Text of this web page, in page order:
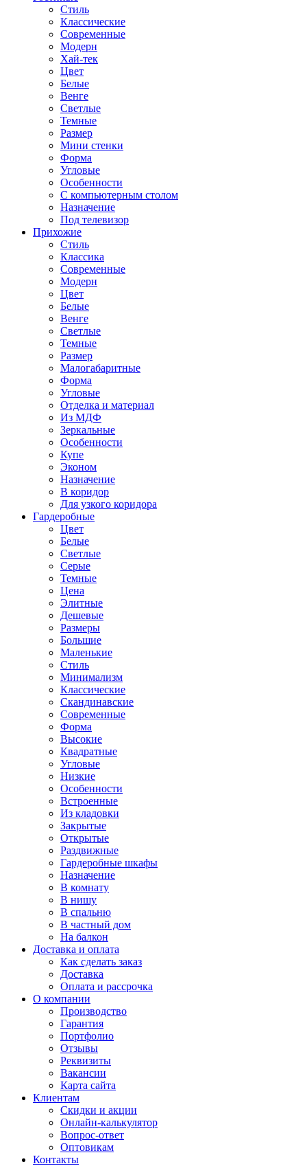
Стиль
Классические
Современные
Модерн
Хай-тек
Цвет
Белые
Венге
Светлые
Темные
Размер
Мини стенки
Форма
Угловые
Особенности
С компьютерным столом
Назначение
Под телевизор
Прихожие
Стиль
Классика
Современные
Модерн
Цвет
Белые
Венге
Светлые
Темные
Размер
Малогабаритные
Форма
Угловые
Отделка и материал
Из МДФ
Зеркальные
Особенности
Купе
Эконом
Назначение
В коридор
Для узкого коридора
Гардеробные
Цвет
Белые
Светлые
Серые
Темные
Цена
Элитные
Дешевые
Размеры
Большие
Маленькие
Стиль
Минимализм
Классические
Скандинавские
Современные
Форма
Высокие
Квадратные
Угловые
Низкие
Особенности
Встроенные
Из кладовки
Закрытые
Открытые
Раздвижные
Гардеробные шкафы
Назначение
В комнату
В нишу
В спальню
В частный дом
На балкон
Доставка и оплата
Как сделать заказ
Доставка
Оплата и рассрочка
О компании
Производство
Гарантия
Портфолио
Отзывы
Реквизиты
Вакансии
Карта сайта
Клиентам
Скидки и акции
Онлайн-калькулятор
Вопрос-ответ
Оптовикам
Контакты